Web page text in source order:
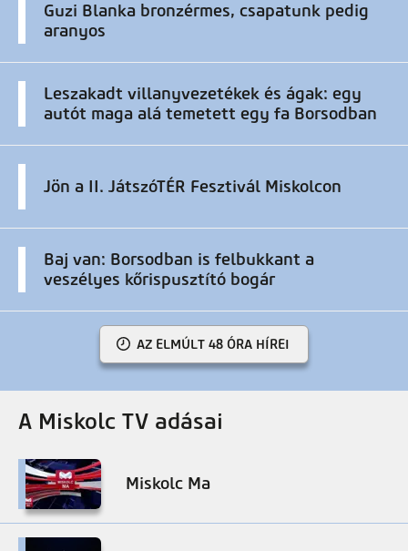
Guzi Blanka bronzérmes, csapatunk pedig
aranyos
Leszakadt villanyvezetékek és ágak: egy
autót maga alá temetett egy fa Borsodban
Jön a II. JátszóTÉR Fesztivál Miskolcon
Baj van: Borsodban is felbukkant a
veszélyes kőrispusztító bogár
AZ ELMÚLT 48 ÓRA HÍREI
A Miskolc TV adásai
Miskolc Ma